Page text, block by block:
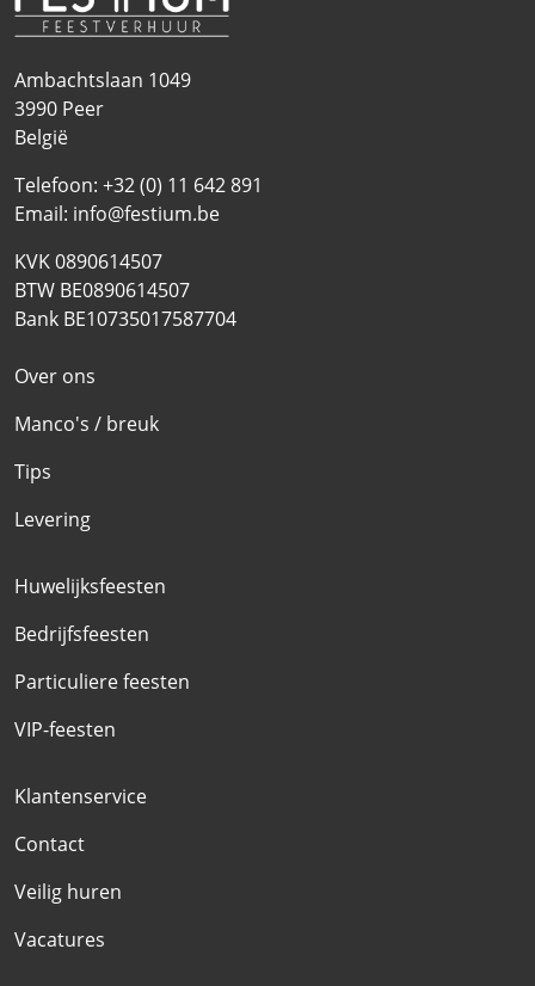
Ambachtslaan 1049
3990 Peer
België
Telefoon: +32 (0) 11 642 891
Email: info@festium.be
KVK 0890614507
BTW BE0890614507
Bank BE10735017587704
Over ons
Manco's / breuk
Tips
Levering
Huwelijksfeesten
Bedrijfsfeesten
Particuliere feesten
VIP-feesten
Klantenservice
Contact
Veilig huren
Vacatures